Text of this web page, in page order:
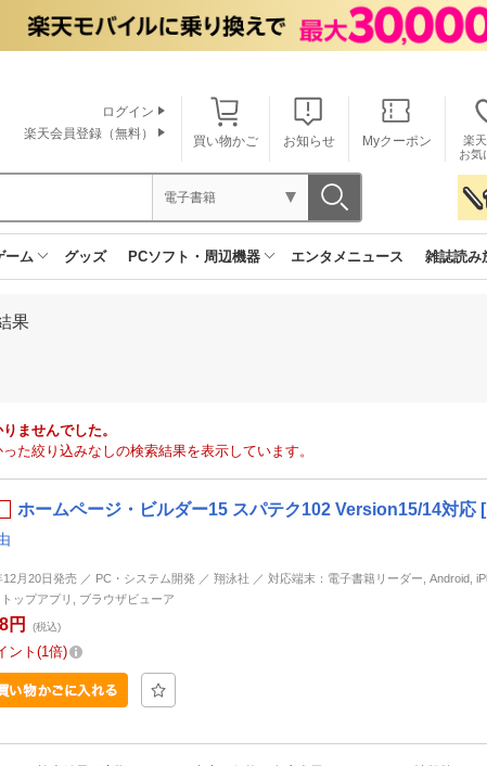
買い物かご お知らせ Myクーポン
楽
お気
ログイン
楽天会員登録（無料）
電子書籍
ーム グッズ PCソフト・周辺機器 エンタメニュース 雑誌読み
果
ませんでした。
た絞り込みなしの検索結果を表示しています。
ホームページ・ビルダー15 スパテク102 Version15/14対応
12月20日発売 ／ PC・システム開発 ／ 翔泳社 ／ 対応端末：電子書籍リーダー, Android,
ップアプリ, ブラウザビューア
円 (税込)
ント 1倍